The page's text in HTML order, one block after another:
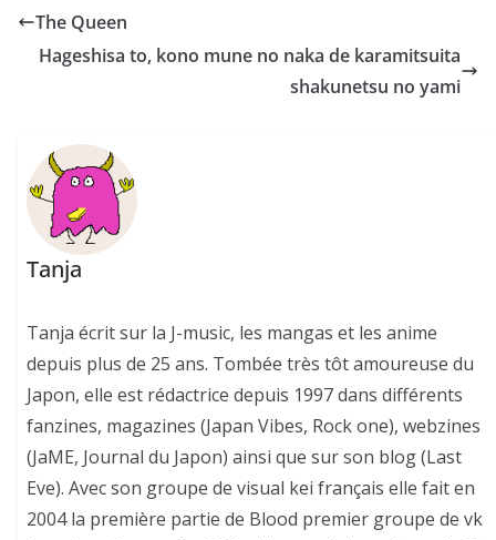
The Queen
Hageshisa to, kono mune no naka de karamitsuita
shakunetsu no yami
Tanja
Tanja écrit sur la J-music, les mangas et les anime
depuis plus de 25 ans. Tombée très tôt amoureuse du
Japon, elle est rédactrice depuis 1997 dans différents
fanzines, magazines (Japan Vibes, Rock one), webzines
(JaME, Journal du Japon) ainsi que sur son blog (Last
Eve). Avec son groupe de visual kei français elle fait en
2004 la première partie de Blood premier groupe de vk